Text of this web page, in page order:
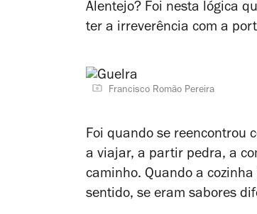
Alentejo? Foi nesta lógica
ter a irreverência com a
Francisco Romão Pereira
Foi quando se reencontrou
a viajar, a partir pedra, a
caminho. Quando a
sentido, se eram sabores